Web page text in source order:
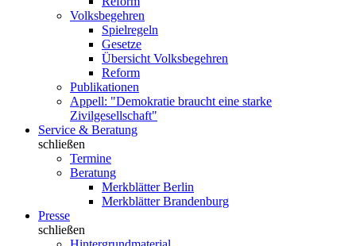
Volksbegehren
Spielregeln
Gesetze
Übersicht Volksbegehren
Reform
Publikationen
Appell: "Demokratie braucht eine starke
Zivilgesellschaft"
Service & Beratung
schließen
Termine
Beratung
Merkblätter Berlin
Merkblätter Brandenburg
Presse
schließen